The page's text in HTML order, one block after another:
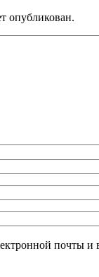
опубликован.
почты и